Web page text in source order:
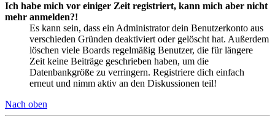
Ich habe mich vor einiger Zeit registriert, kann mich aber nicht
mehr anmelden?!
Es kann sein, dass ein Administrator dein Benutzerkonto aus
verschieden Gründen deaktiviert oder gelöscht hat. Außerdem
löschen viele Boards regelmäßig Benutzer, die für längere
Zeit keine Beiträge geschrieben haben, um die
Datenbankgröße zu verringern. Registriere dich einfach
erneut und nimm aktiv an den Diskussionen teil!
Nach oben